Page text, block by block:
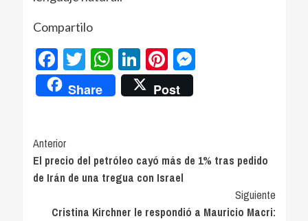
Compartilo
Facebook
Twitter
WhatsApp
LinkedIn
Pinterest
Messenger
Share Post
Navegación
de
entradas
Anterior
El precio del petróleo cayó más de 1% tras pedido
de Irán de una tregua con Israel
Siguiente
Cristina Kirchner le respondió a Mauricio Macri: